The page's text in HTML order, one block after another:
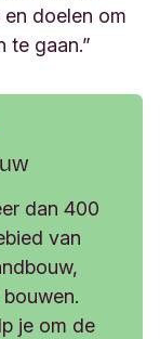
doelen om
te gaan.”
dan 400
van
je om de